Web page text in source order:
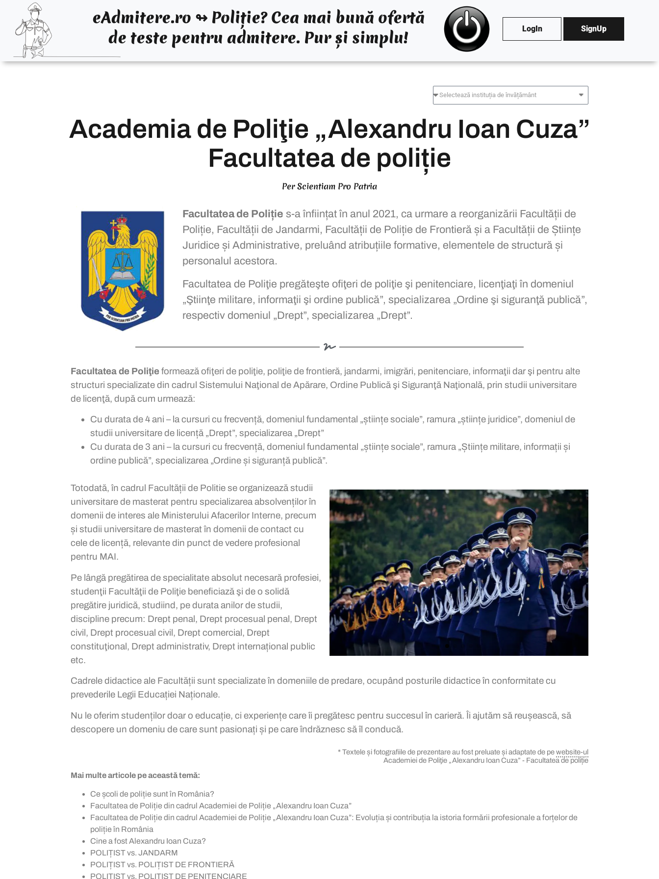
eAdmitere.ro ↬ Poliție? Cea mai bună ofertă
de teste pentru admitere. Pur și simplu!
LogIn SignUp
Selectează instituția de învățământ
Academia de Poliţie „Alexandru Ioan Cuza”
Facultatea de poliție
Per Scientiam Pro Patria
Facultatea de Poliție s-a înființat în anul 2021, ca urmare a reorganizării Facultății de
Poliție, Facultății de Jandarmi, Facultății de Poliție de Frontieră și a Facultății de Științe
Juridice și Administrative, preluând atribuțiile formative, elementele de structură și
personalul acestora.
Facultatea de Poliţie pregăteşte ofiţeri de poliţie şi penitenciare, licenţiaţi în domeniul
„Ştiinţe militare, informaţii şi ordine publică”, specializarea „Ordine şi siguranţă publică”,
respectiv domeniul „Drept”, specializarea „Drept”.
Facultatea de Poliţieformează ofiţeri de poliţie, poliţie de frontieră, jandarmi, imigrări, penitenciare, informaţii dar şi pentru alte
structuri specializate din cadrul Sistemului Naţional de Apărare, Ordine Publică şi Siguranţă Naţională, prin studii universitare
de licenţă, după cum urmează:
Cu durata de 4 ani – la cursuri cu frecvență, domeniul fundamental „științe sociale”, ramura „științe juridice”, domeniul de
studii universitare de licență „Drept”, specializarea „Drept”
Cu durata de 3 ani – la cursuri cu frecvență, domeniul fundamental „științe sociale”, ramura „Științe militare, informații și
ordine publică”, specializarea „Ordine și siguranță publică”.
Totodată, în cadrul Facultății de Politie se organizează studii
universitare de masterat pentru specializarea absolvenților în
domenii de interes ale Ministerului Afacerilor Interne, precum
și studii universitare de masterat în domenii de contact cu
cele de licență, relevante din punct de vedere profesional
pentru MAI.
Pe lângă pregătirea de specialitate absolut necesară profesiei,
studenţii Facultăţii de Poliţie beneficiază şi de o solidă
pregătire juridică, studiind, pe durata anilor de studii,
discipline precum: Drept penal, Drept procesual penal, Drept
civil, Drept procesual civil, Drept comercial, Drept
constituţional, Drept administrativ, Drept internațional public
etc.
Cadrele didactice ale Facultății sunt specializate în domeniile de predare, ocupând posturile didactice în conformitate cu
prevederile Legii Educației Naționale.
Nu le oferim studenților doar o educație, ci experiențe care îi pregătesc pentru succesul în carieră. Îi ajutăm să reușească, să
descopere un domeniu de care sunt pasionați și pe care îndrăznesc să îl conducă.
* Textele și fotografiile de prezentare au fost preluate și adaptate de pewebsite-ul
Academiei de Poliţie „Alexandru Ioan Cuza” - Facultatea de poliție
Mai multe articole pe această temă:
Ce școli de poliție sunt în România?
Facultatea de Poliție din cadrul Academiei de Poliție „Alexandru Ioan Cuza”
Facultatea de Poliție din cadrul Academiei de Poliție „Alexandru Ioan Cuza”: Evoluția și contribuția la istoria formării profesionale a forțelor de
poliție în România
Cine a fost Alexandru Ioan Cuza?
POLIȚIST vs. JANDARM
POLIȚIST vs. POLIȚIST DE FRONTIERĂ
POLIȚIST vs. POLIȚIST DE PENITENCIARE